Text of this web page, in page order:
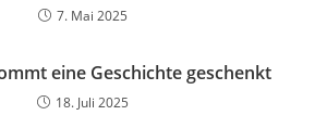
7. Mai 2025
eine Geschichte geschenkt
18. Juli 2025